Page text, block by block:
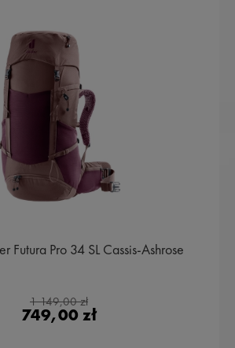
Futura Pro 34 SL Cassis-Ashrose
1 149,00 zł
749,00 zł